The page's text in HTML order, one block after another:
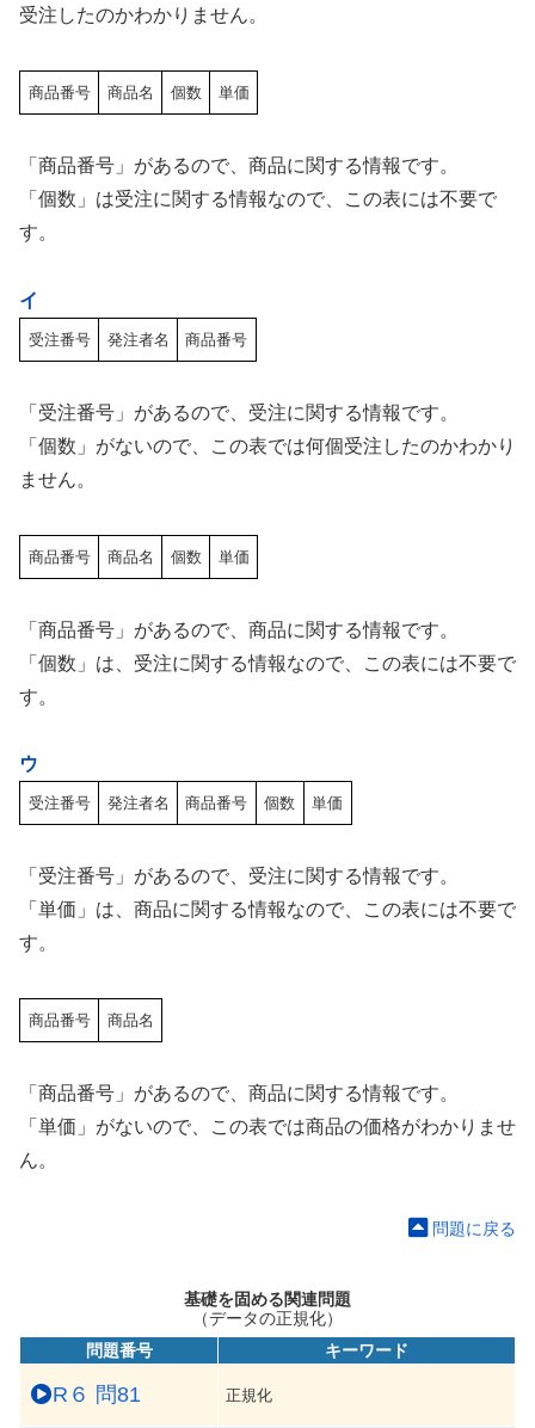
受注したのかわかりません。
商品番号 商品名 個数 単価
「商品番号」があるので、商品に関する情報です。
「個数」は受注に関する情報なので、この表には不要で
す。
イ
受注番号 発注者名 商品番号
「受注番号」があるので、受注に関する情報です。
「個数」がないので、この表では何個受注したのかわかり
ません。
商品番号 商品名 個数 単価
「商品番号」があるので、商品に関する情報です。
「個数」は、受注に関する情報なので、この表には不要で
す。
ウ
受注番号 発注者名 商品番号 個数 単価
「受注番号」があるので、受注に関する情報です。
「単価」は、商品に関する情報なので、この表には不要で
す。
商品番号 商品名
「商品番号」があるので、商品に関する情報です。
「単価」がないので、この表では商品の価格がわかりませ
ん。
問題に戻る
基礎を固める関連問題
（データの正規化）
問題番号
キーワード
R６ 問81 正規化